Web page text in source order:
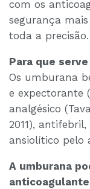
com os
segurança
toda a precisão.
Para que
Os umburana
e expectorante
analgésico
2011),
ansiolítico pelo
A umburana